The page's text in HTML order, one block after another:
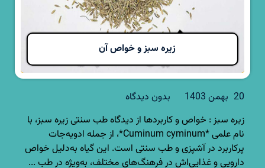
زیره سبز و خواص آن
20 بهمن 1403
بدون دیدگاه
زیره سبز : خواص و کاربردها از دیدگاه طب سنتی زیره سبز، با
نام علمی *Cuminum cyminum*، از جمله ادویه‌جات
پرکاربرد در آشپزی و طب سنتی است. این گیاه به‌دلیل خواص
دارویی و غذایی‌اش در فرهنگ‌های مختلف، به‌ویژه در طب ...